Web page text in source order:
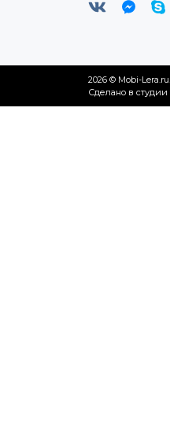
2026 © Mobi-Lera.ru.
Сделано в студии